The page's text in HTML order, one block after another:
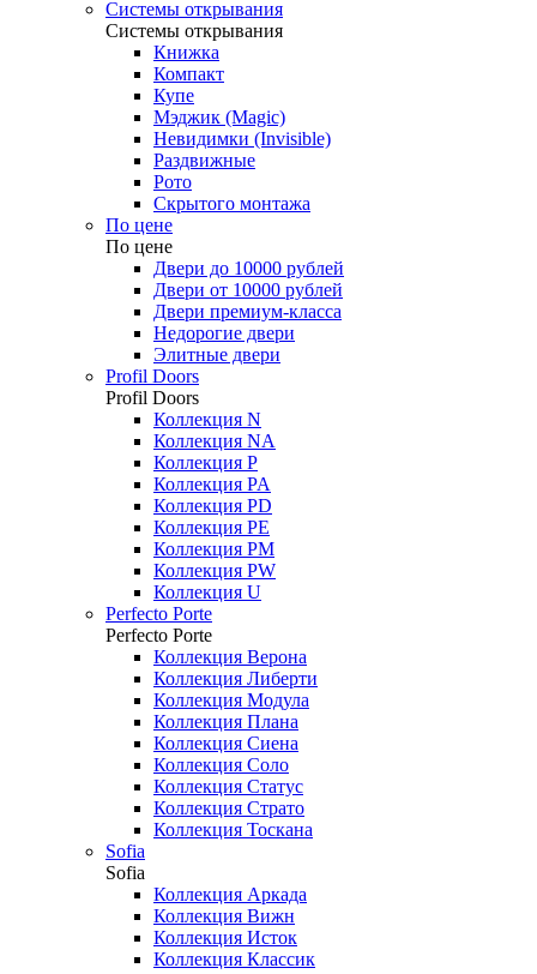
Системы открывания
Системы открывания
Книжка
Компакт
Купе
Мэджик (Magic)
Невидимки (Invisible)
Раздвижные
Рото
Скрытого монтажа
По цене
По цене
Двери до 10000 рублей
Двери от 10000 рублей
Двери премиум-класса
Недорогие двери
Элитные двери
Profil Doors
Profil Doors
Коллекция N
Коллекция NA
Коллекция P
Коллекция PA
Коллекция PD
Коллекция PE
Коллекция PM
Коллекция PW
Коллекция U
Perfecto Porte
Perfecto Porte
Коллекция Верона
Коллекция Либерти
Коллекция Модула
Коллекция Плана
Коллекция Сиена
Коллекция Соло
Коллекция Статус
Коллекция Страто
Коллекция Тоскана
Sofia
Sofia
Коллекция Аркада
Коллекция Вижн
Коллекция Исток
Коллекция Классик